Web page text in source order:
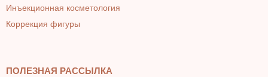
Инъекционная косметология
Коррекция фигуры
ПОЛЕЗНАЯ РАССЫЛКА